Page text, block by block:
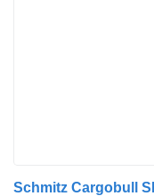
Schmitz Cargobull